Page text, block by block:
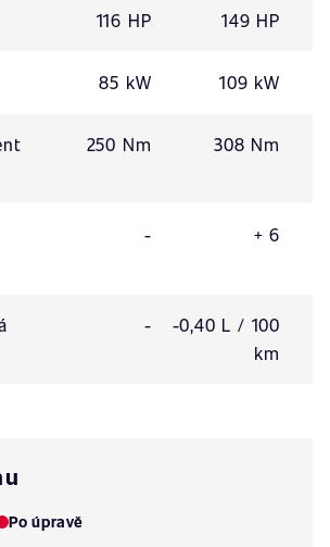
116 HP 149 HP
85 kW 109 kW
250 Nm 308 Nm
- + 6
-
-0,40 L / 100
km
Po úpravě